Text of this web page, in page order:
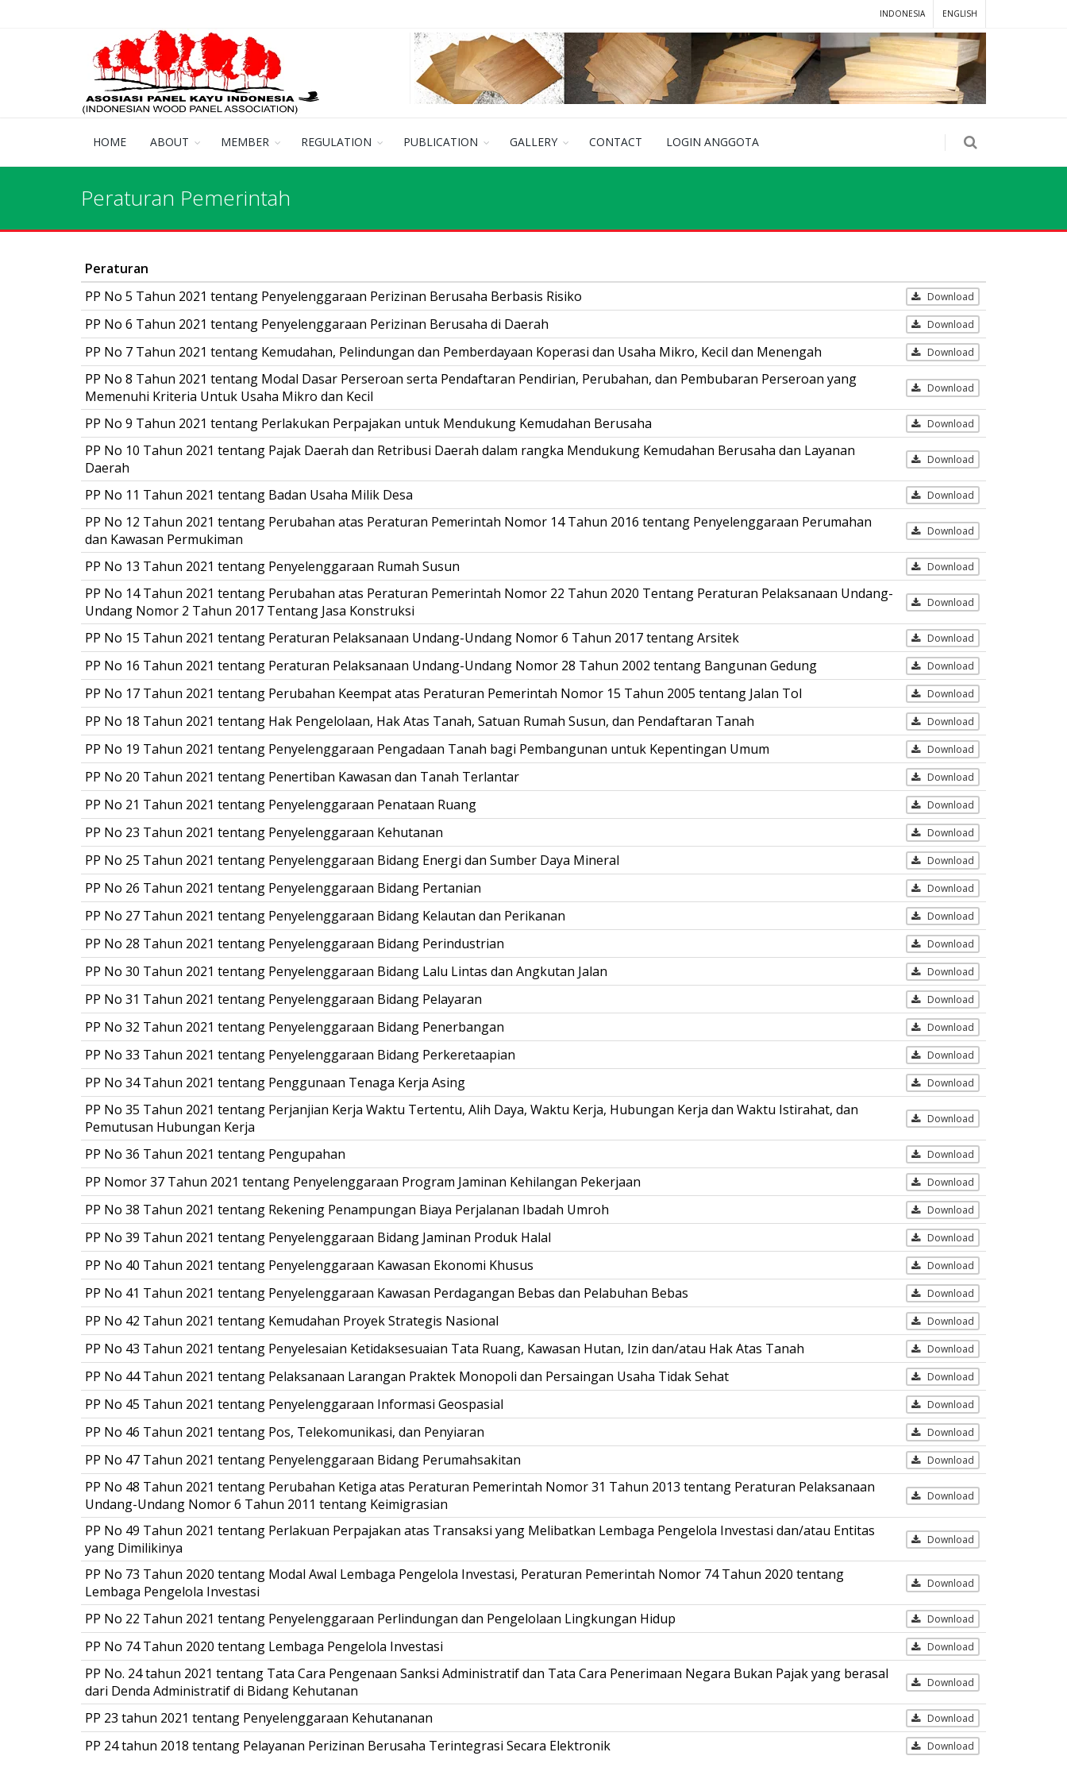
INDONESIA ENGLISH
HOME ABOUT MEMBER REGULATION PUBLICATION GALLERY CONTACT LOGIN ANGGOTA
Peraturan Pemerintah
Peraturan
PP No 5 Tahun 2021 tentang Penyelenggaraan Perizinan Berusaha Berbasis Risiko
Download
PP No 6 Tahun 2021 tentang Penyelenggaraan Perizinan Berusaha di Daerah Download
PP No 7 Tahun 2021 tentang Kemudahan, Pelindungan dan Pemberdayaan Koperasi dan Usaha Mikro, Kecil dan Menengah Download
PP No 8 Tahun 2021 tentang Modal Dasar Perseroan serta Pendaftaran Pendirian, Perubahan, dan Pembubaran Perseroan yang
Memenuhi Kriteria Untuk Usaha Mikro dan Kecil
Download
PP No 9 Tahun 2021 tentang Perlakukan Perpajakan untuk Mendukung Kemudahan Berusaha Download
PP No 10 Tahun 2021 tentang Pajak Daerah dan Retribusi Daerah dalam rangka Mendukung Kemudahan Berusaha dan Layanan
Daerah
Download
PP No 11 Tahun 2021 tentang Badan Usaha Milik Desa Download
PP No 12 Tahun 2021 tentang Perubahan atas Peraturan Pemerintah Nomor 14 Tahun 2016 tentang Penyelenggaraan Perumahan
dan Kawasan Permukiman
Download
PP No 13 Tahun 2021 tentang Penyelenggaraan Rumah Susun Download
PP No 14 Tahun 2021 tentang Perubahan atas Peraturan Pemerintah Nomor 22 Tahun 2020 Tentang Peraturan Pelaksanaan Undang-
Undang Nomor 2 Tahun 2017 Tentang Jasa Konstruksi
Download
PP No 15 Tahun 2021 tentang Peraturan Pelaksanaan Undang-Undang Nomor 6 Tahun 2017 tentang Arsitek Download
PP No 16 Tahun 2021 tentang Peraturan Pelaksanaan Undang-Undang Nomor 28 Tahun 2002 tentang Bangunan Gedung Download
PP No 17 Tahun 2021 tentang Perubahan Keempat atas Peraturan Pemerintah Nomor 15 Tahun 2005 tentang Jalan Tol Download
PP No 18 Tahun 2021 tentang Hak Pengelolaan, Hak Atas Tanah, Satuan Rumah Susun, dan Pendaftaran Tanah Download
PP No 19 Tahun 2021 tentang Penyelenggaraan Pengadaan Tanah bagi Pembangunan untuk Kepentingan Umum Download
PP No 20 Tahun 2021 tentang Penertiban Kawasan dan Tanah Terlantar Download
PP No 21 Tahun 2021 tentang Penyelenggaraan Penataan Ruang Download
PP No 23 Tahun 2021 tentang Penyelenggaraan Kehutanan Download
PP No 25 Tahun 2021 tentang Penyelenggaraan Bidang Energi dan Sumber Daya Mineral Download
PP No 26 Tahun 2021 tentang Penyelenggaraan Bidang Pertanian Download
PP No 27 Tahun 2021 tentang Penyelenggaraan Bidang Kelautan dan Perikanan Download
PP No 28 Tahun 2021 tentang Penyelenggaraan Bidang Perindustrian Download
PP No 30 Tahun 2021 tentang Penyelenggaraan Bidang Lalu Lintas dan Angkutan Jalan Download
PP No 31 Tahun 2021 tentang Penyelenggaraan Bidang Pelayaran Download
PP No 32 Tahun 2021 tentang Penyelenggaraan Bidang Penerbangan Download
PP No 33 Tahun 2021 tentang Penyelenggaraan Bidang Perkeretaapian Download
PP No 34 Tahun 2021 tentang Penggunaan Tenaga Kerja Asing Download
PP No 35 Tahun 2021 tentang Perjanjian Kerja Waktu Tertentu, Alih Daya, Waktu Kerja, Hubungan Kerja dan Waktu Istirahat, dan
Pemutusan Hubungan Kerja
Download
PP No 36 Tahun 2021 tentang Pengupahan Download
PP Nomor 37 Tahun 2021 tentang Penyelenggaraan Program Jaminan Kehilangan Pekerjaan Download
PP No 38 Tahun 2021 tentang Rekening Penampungan Biaya Perjalanan Ibadah Umroh Download
PP No 39 Tahun 2021 tentang Penyelenggaraan Bidang Jaminan Produk Halal Download
PP No 40 Tahun 2021 tentang Penyelenggaraan Kawasan Ekonomi Khusus Download
PP No 41 Tahun 2021 tentang Penyelenggaraan Kawasan Perdagangan Bebas dan Pelabuhan Bebas Download
PP No 42 Tahun 2021 tentang Kemudahan Proyek Strategis Nasional Download
PP No 43 Tahun 2021 tentang Penyelesaian Ketidaksesuaian Tata Ruang, Kawasan Hutan, Izin dan/atau Hak Atas Tanah Download
PP No 44 Tahun 2021 tentang Pelaksanaan Larangan Praktek Monopoli dan Persaingan Usaha Tidak Sehat Download
PP No 45 Tahun 2021 tentang Penyelenggaraan Informasi Geospasial Download
PP No 46 Tahun 2021 tentang Pos, Telekomunikasi, dan Penyiaran Download
PP No 47 Tahun 2021 tentang Penyelenggaraan Bidang Perumahsakitan Download
PP No 48 Tahun 2021 tentang Perubahan Ketiga atas Peraturan Pemerintah Nomor 31 Tahun 2013 tentang Peraturan Pelaksanaan
Undang-Undang Nomor 6 Tahun 2011 tentang Keimigrasian
Download
PP No 49 Tahun 2021 tentang Perlakuan Perpajakan atas Transaksi yang Melibatkan Lembaga Pengelola Investasi dan/atau Entitas
yang Dimilikinya
Download
PP No 73 Tahun 2020 tentang Modal Awal Lembaga Pengelola Investasi, Peraturan Pemerintah Nomor 74 Tahun 2020 tentang
Lembaga Pengelola Investasi
Download
PP No 22 Tahun 2021 tentang Penyelenggaraan Perlindungan dan Pengelolaan Lingkungan Hidup Download
PP No 74 Tahun 2020 tentang Lembaga Pengelola Investasi Download
PP No. 24 tahun 2021 tentang Tata Cara Pengenaan Sanksi Administratif dan Tata Cara Penerimaan Negara Bukan Pajak yang berasal
dari Denda Administratif di Bidang Kehutanan
Download
PP 23 tahun 2021 tentang Penyelenggaraan Kehutananan Download
PP 24 tahun 2018 tentang Pelayanan Perizinan Berusaha Terintegrasi Secara Elektronik Download